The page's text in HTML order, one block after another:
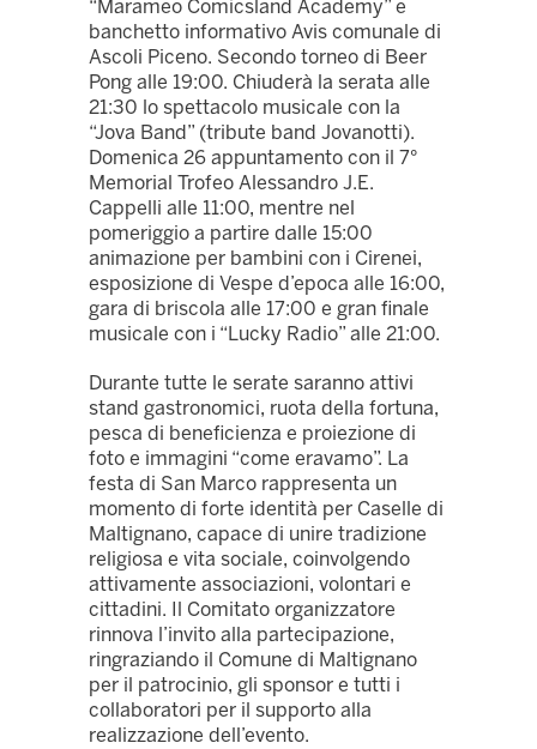
“Marameo Comicsland Academy” e
banchetto informativo Avis comunale di
Ascoli Piceno. Secondo torneo di Beer
Pong alle 19:00. Chiuderà la serata alle
21:30 lo spettacolo musicale con la
“Jova Band” (tribute band Jovanotti).
Domenica 26 appuntamento con il 7°
Memorial Trofeo Alessandro J.E.
Cappelli alle 11:00, mentre nel
pomeriggio a partire dalle 15:00
animazione per bambini con i Cirenei,
esposizione di Vespe d’epoca alle 16:00,
gara di briscola alle 17:00 e gran finale
musicale con i “Lucky Radio” alle 21:00.
Durante tutte le serate saranno attivi
stand gastronomici, ruota della fortuna,
pesca di beneficienza e proiezione di
foto e immagini “come eravamo”. La
festa di San Marco rappresenta un
momento di forte identità per Caselle di
Maltignano, capace di unire tradizione
religiosa e vita sociale, coinvolgendo
attivamente associazioni, volontari e
cittadini. Il Comitato organizzatore
rinnova l’invito alla partecipazione,
ringraziando il Comune di Maltignano
per il patrocinio, gli sponsor e tutti i
collaboratori per il supporto alla
realizzazione dell’evento.